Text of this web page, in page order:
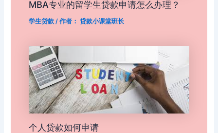
MBA专业的留学生贷款申请怎么办理？
学生贷款/ 作者： 贷款小课堂班长
个人贷款如何申请